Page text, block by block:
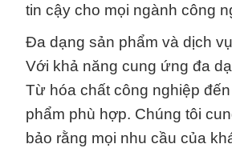
tin cậy cho mọi ngành công
Đa dạng sản phẩm và dịch
Với khả năng cung ứng đa
Từ hóa chất công nghiệp
phẩm phù hợp. Chúng tôi
bảo rằng mọi nhu cầu của